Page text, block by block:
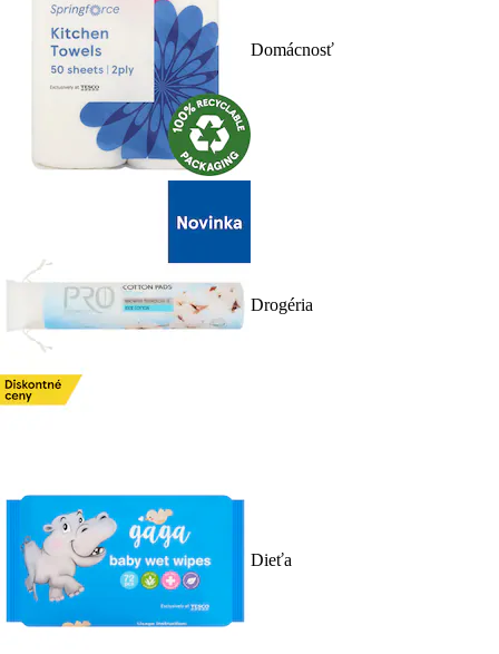
Domácnosť
Drogéria
Dieťa